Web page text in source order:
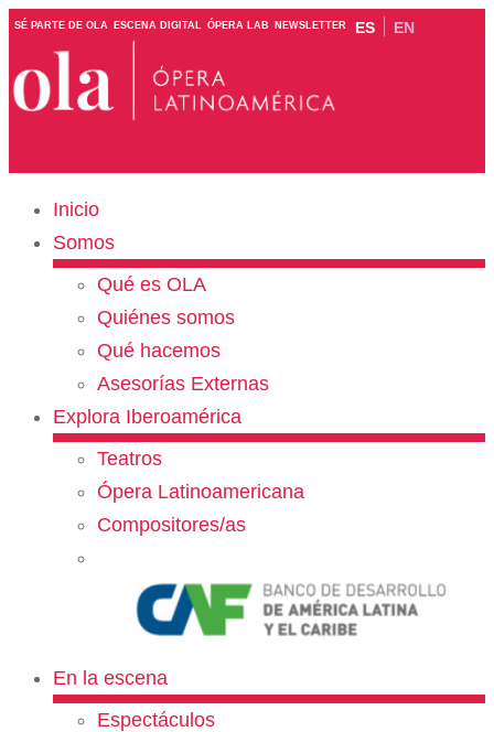
SÉ PARTE DE OLA ESCENA DIGITAL ÓPERA LAB NEWSLETTER ES EN
Inicio
Somos
Qué es OLA
Quiénes somos
Qué hacemos
Asesorías Externas
Explora Iberoamérica
Teatros
Ópera Latinoamericana
Compositores/as
En la escena
Espectáculos